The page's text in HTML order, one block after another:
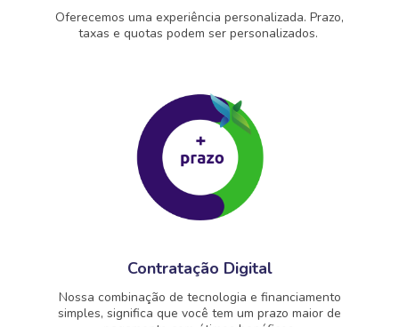
Oferecemos uma experiência personalizada. Prazo,
taxas e quotas podem ser personalizados.
Contratação Digital
Nossa combinação de tecnologia e financiamento
simples, significa que você tem um prazo maior de